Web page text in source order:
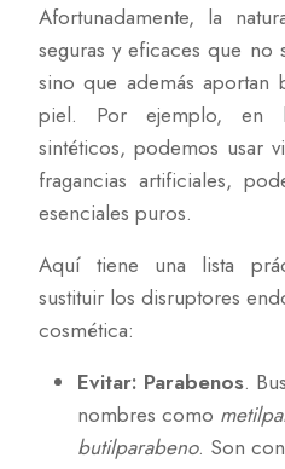
Afortunadamente, la
seguras y eficaces que no
sino que además aportan
piel. Por ejemplo, en
sintéticos, podemos usar
fragancias artificiales,
esenciales puros.
Aquí tiene una lista
sustituir los disruptores
cosmética:
Evitar: Parabenos.
nombres como
butilparabeno. Son